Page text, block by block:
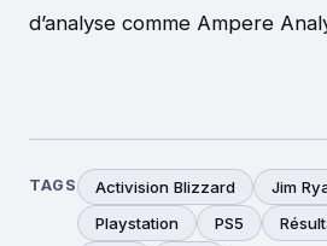
d’analyse comme Ampere
TAGS Activision Blizzard Jim
Playstation
PS5